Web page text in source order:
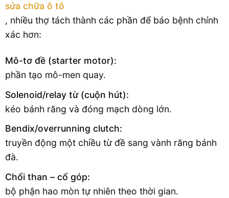
sửa chữa ô tô
, nhiều thợ tách thành các phần để báo bệnh chính
xác hơn:
Mô-tơ đề (starter motor):
phần tạo mô-men quay.
Solenoid/relay từ (cuộn hút):
kéo bánh răng và đóng mạch dòng lớn.
Bendix/overrunning clutch:
truyền động một chiều từ đề sang vành răng bánh
đà.
Chổi than – cổ góp:
bộ phận hao mòn tự nhiên theo thời gian.